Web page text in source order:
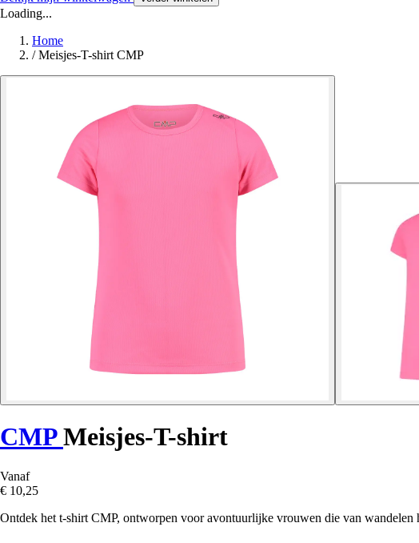
Loading...
Home
/ Meisjes-T-shirt CMP
CMPMeisjes-T-shirt
Vanaf
€ 10,25
Ontdek het t-shirt CMP, ontworpen voor avontuurlijke vrouwen die van wandelen